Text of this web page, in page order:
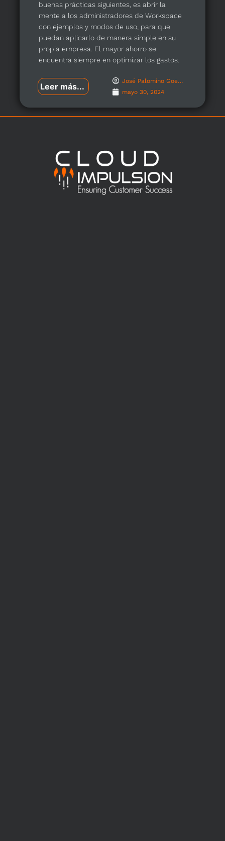
buenas prácticas siguientes, es abrir la
mente a los administradores de Workspace
con ejemplos y modos de uso, para que
puedan aplicarlo de manera simple en su
propia empresa. El mayor ahorro se
encuentra siempre en optimizar los gastos.
Leer más...
José Palomino Goenechea
mayo 30, 2024